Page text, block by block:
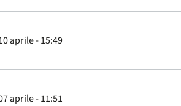
aprile - 15:49
aprile - 11:51